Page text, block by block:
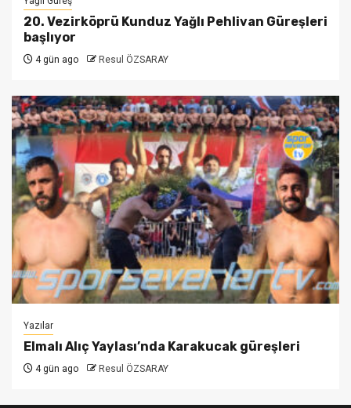
20. Vezirköprü Kunduz Yağlı Pehlivan Güreşleri
başlıyor
4 gün ago Resul ÖZSARAY
Yazılar
Elmalı Alıç Yaylası’nda Karakucak güreşleri
4 gün ago Resul ÖZSARAY